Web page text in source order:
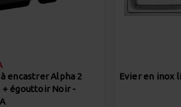
encastrer Alpha 2
+ égouttoir Noir -
Evier en inox